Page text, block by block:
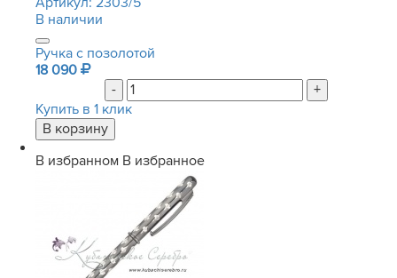
В наличии
Ручка с позолотой
18 090
-
+
Купить в 1 клик
В избранном В избранное